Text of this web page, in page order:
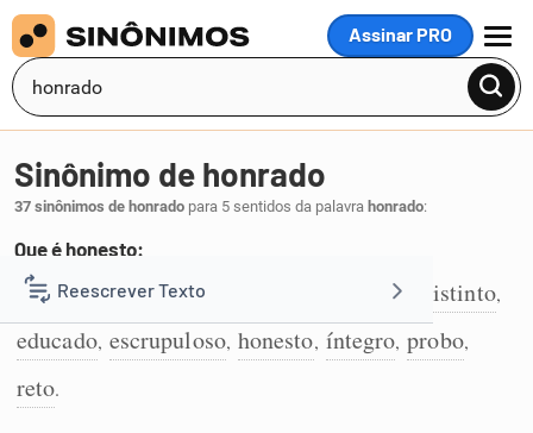
Assinar PRO
MENU
Reescrever Texto
Resumir Texto
Sinônimo de honrado
37 sinônimos de honrado para 5 sentidos da palavra honrado:
Que é honesto:
1 bom,correto,decente direito distinto,
educado, escrupuloso, honesto, íntegro, probo,
reto.